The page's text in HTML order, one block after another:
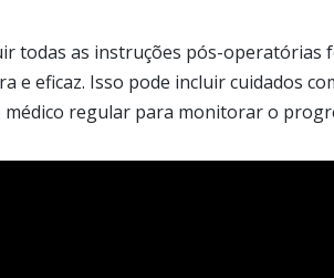
todas as instruções pós-
e eficaz. Isso pode incluir cuidados
regular para monitorar o